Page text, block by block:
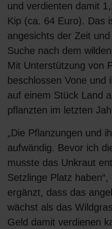
und verdienten damit
Kip (ca. 64 Euro). Das
angesichts der Zeit
Suche nach dem
Mit Unterstützung von
beschlossen Vone und
auf einem Stück Land
pflanzten im letzten
„Die Pflanzungen und
aufwändig. Bevor ich
musste das Unkraut
Setzlinge Platz
ergänzt, dass das
wächst als das
Geld damit verdienen